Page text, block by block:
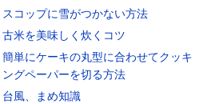
スコップに雪がつかない方法
古米を美味しく炊くコツ
簡単にケーキの丸型に合わせてクッキ
ングペーパーを切る方法
台風、まめ知識